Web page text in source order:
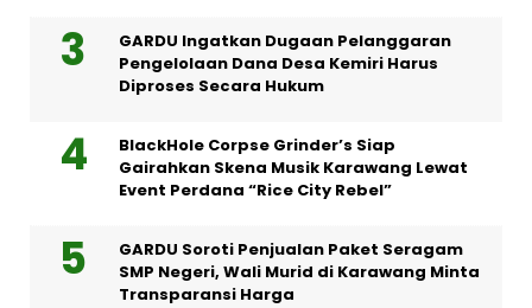
GARDU Ingatkan Dugaan Pelanggaran
Pengelolaan Dana Desa Kemiri Harus
Diproses Secara Hukum
BlackHole Corpse Grinder’s Siap
Gairahkan Skena Musik Karawang Lewat
Event Perdana “Rice City Rebel”
GARDU Soroti Penjualan Paket Seragam
SMP Negeri, Wali Murid di Karawang Minta
Transparansi Harga